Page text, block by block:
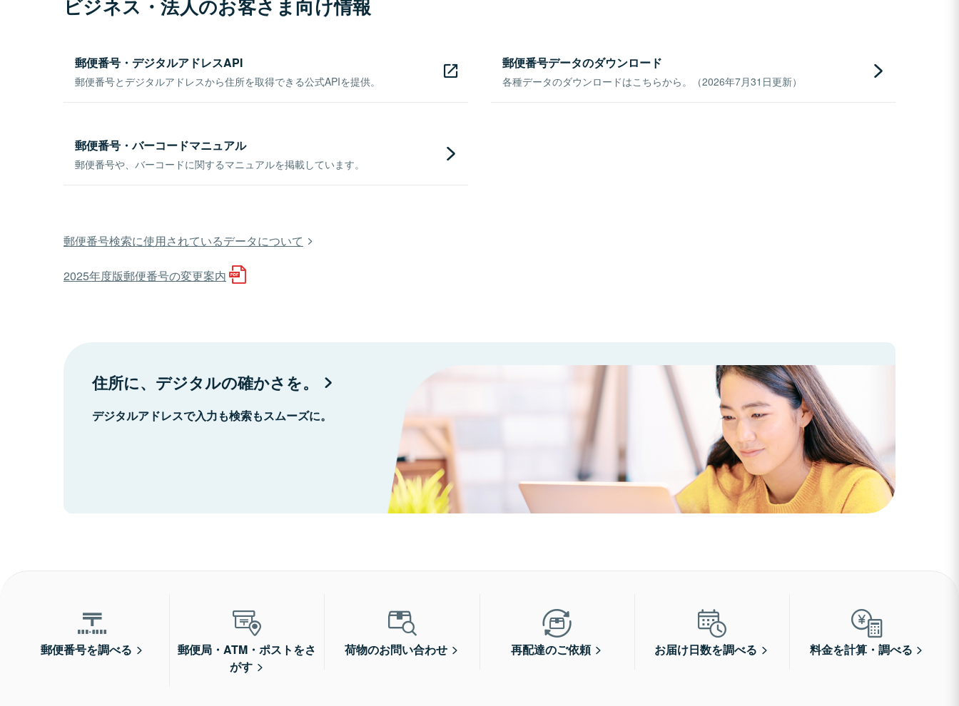
ビジネス・法人のお客さま向け情報
郵便番号・デジタルアドレスAPI
郵便番号とデジタルアドレスから住所を取得できる公式APIを提供。
郵便番号データのダウンロード
各種データのダウンロードはこちらから。（2026年7月31日更新）
郵便番号・バーコードマニュアル
郵便番号や、バーコードに関するマニュアルを掲載しています。
郵便番号検索に使用されているデータについて
2025年度版郵便番号の変更案内
住所に、デジタルの確かさを。
デジタルアドレスで入力も検索もスムーズに。
郵便番号を調べる
郵便局・ATM・ポストをさ
がす
荷物のお問い合わせ 再配達のご依頼 お届け日数を調べる 料金を計算・調べる